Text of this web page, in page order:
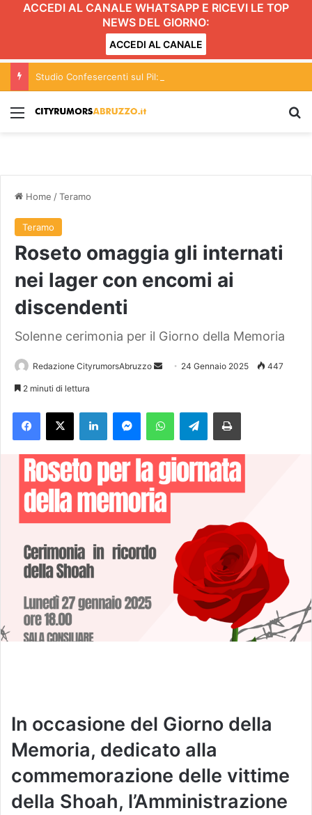
ACCEDI AL CANALE WHATSAPP E RICEVI LE TOP
NEWS DEL GIORNO:
ACCEDI AL CANALE
Menu
Home /Teramo
Teramo
Roseto omaggia gli internati
nei lager con encomi ai
discendenti
Solenne cerimonia per il Giorno della Memoria
Redazione CityrumorsAbruzzo
a
n
'
24 Gennaio 2025 447
2 minuti di lettura
Telegram
In occasione del Giorno della
Memoria, dedicato alla
commemorazione delle vittime
della Shoah, l’Amministrazione